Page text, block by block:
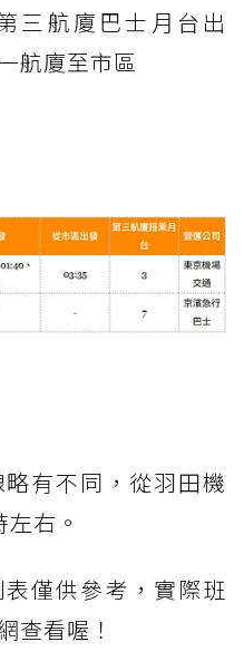
三航廈巴士月台出
航廈至市區
有不同，從羽田機
右。
僅供參考，實際班
查看喔！